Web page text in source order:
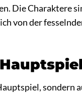
Die Charaktere
von der
sondern